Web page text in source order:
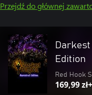
Przejdź do głównej
Edition
Red Hook
169,99 zł+